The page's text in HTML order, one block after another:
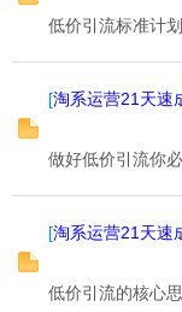
低价引流标准计
[淘系运营21天速
做好低价引流你
[淘系运营21天速
低价引流的核心